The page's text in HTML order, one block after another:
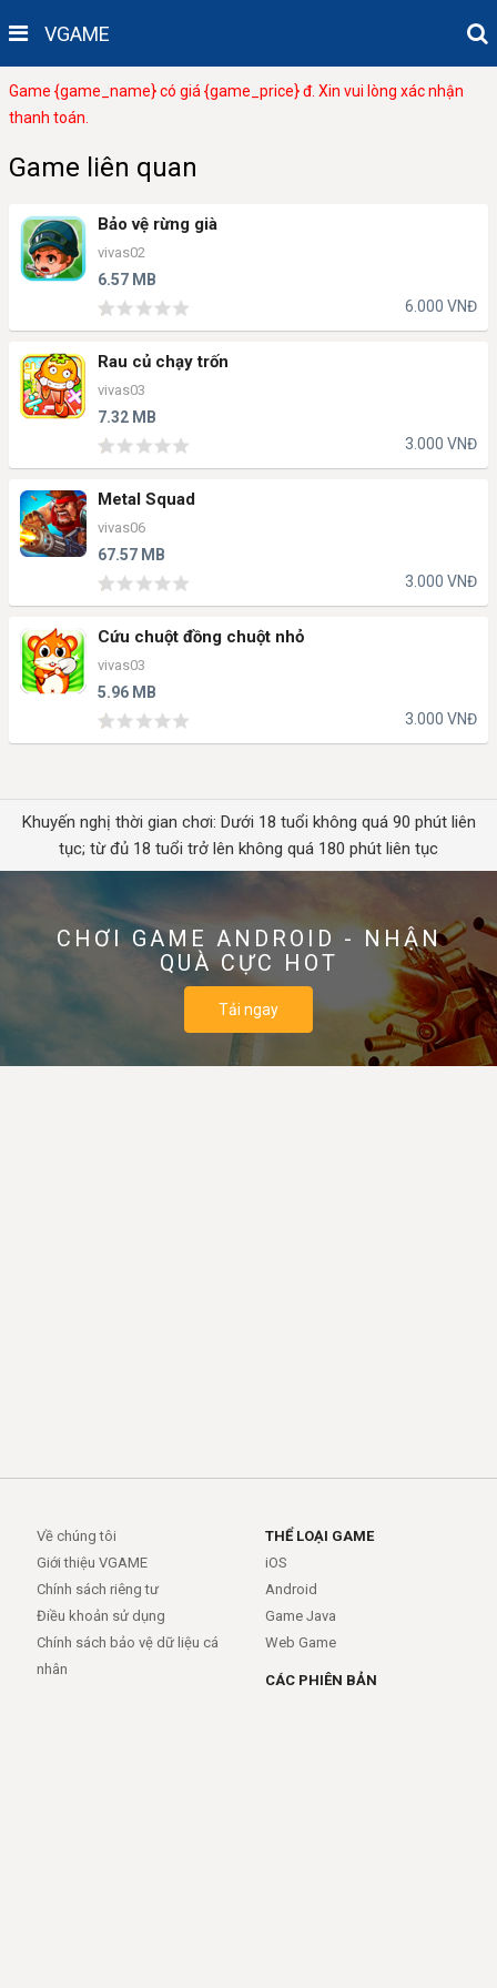
VGAME
Game {game_name} có giá {game_price} đ. Xin vui lòng xác nhận
thanh toán.
Game liên quan
Bảo vệ rừng già
vivas02
6.57 MB
6.000 VNĐ
Rau củ chạy trốn
vivas03
7.32 MB
3.000 VNĐ
Metal Squad
vivas06
67.57 MB
3.000 VNĐ
Cứu chuột đồng chuột nhỏ
vivas03
5.96 MB
3.000 VNĐ
Khuyến nghị thời gian chơi: Dưới 18 tuổi không quá 90 phút liên
tục; từ đủ 18 tuổi trở lên không quá 180 phút liên tục
CHƠI GAME ANDROID - NHẬN
QUÀ CỰC HOT
Tải ngay
Về chúng tôi
Giới thiệu VGAME
Chính sách riêng tư
Điều khoản sử dụng
Chính sách bảo vệ dữ liệu cá
nhân
THỂ LOẠI GAME
iOS
Android
Game Java
Web Game
CÁC PHIÊN BẢN